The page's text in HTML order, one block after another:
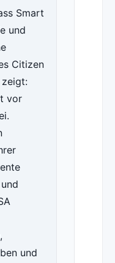
Smart
und
Citizen
vor
und